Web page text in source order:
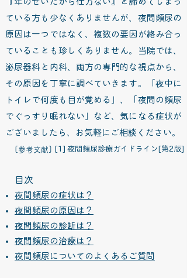
ている方も少なくありませんが、夜間頻尿の
原因は一つではなく、複数の要因が絡み合っ
ていることも珍しくありません。当院では、
泌尿器科と内科、両方の専門的な視点から、
その原因を丁寧に調べていきます。「夜中に
トイレで何度も目が覚める」、「夜間の頻尿
でぐっすり眠れない」など、気になる症状が
ございましたら、お気軽にご相談ください。
[参考文献] [1] 夜間頻尿診療ガイドライン[第2版] ​​​​​
目次
夜間頻尿の症状は？
夜間頻尿の原因は？
夜間頻尿の診断は？
​夜間頻尿の治療は？
​夜間頻尿についてのよくあるご質問